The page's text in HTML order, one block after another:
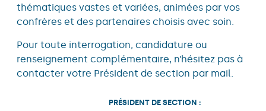
thématiques vastes et variées, animées par vos
confrères et des partenaires choisis avec soin.
Pour toute interrogation, candidature ou
renseignement complémentaire, n’hésitez pas à
contacter votre Président de section par mail.
PRÉSIDENT DE SECTION :